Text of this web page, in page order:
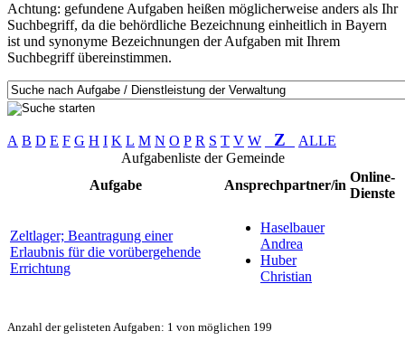
Achtung: gefundene Aufgaben heißen möglicherweise anders als Ihr
Suchbegriff, da die behördliche Bezeichnung einheitlich in Bayern
ist und synonyme Bezeichnungen der Aufgaben mit Ihrem
Suchbegriff übereinstimmen.
A B D E F G H I K L M N O P R S T V W Z
ALLE
Aufgabenliste der Gemeinde
Aufgabe
Ansprechpartner/in
Online-
Dienste
Zeltlager; Beantragung einer
Erlaubnis für die vorübergehende
Errichtung
Haselbauer
Andrea
Huber
Christian
Anzahl der gelisteten Aufgaben: 1 von möglichen 199